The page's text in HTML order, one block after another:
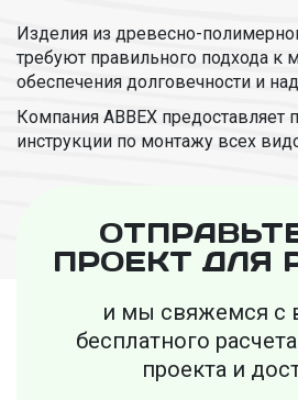
Изделия из древесно-
требуют правильного подхода к
обеспечения долговечности и
Компания ABBEX предоставляет
инструкции по монтажу всех
ПРОЕКТ ДЛЯ
и мы свяжемся с
бесплатного
проекта и